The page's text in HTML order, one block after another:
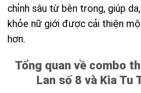
chỉnh sâu từ bên trong, giúp
khỏe nữ giới được cải thiện
hơn.
Tổng quan về combo
Lan số 8 và Kia Tu